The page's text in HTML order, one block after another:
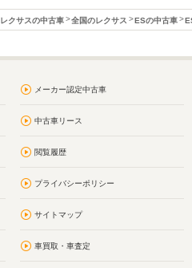
レクサスの中古車 全国のレクサス ESの中古車
メーカー認定中古車
中古車リース
閲覧履歴
プライバシーポリシー
サイトマップ
車買取・車査定